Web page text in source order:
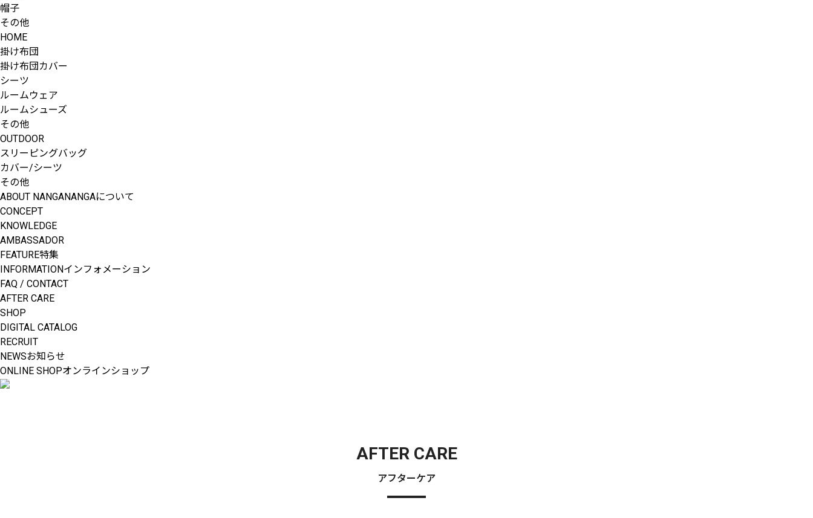
帽子
その他
HOME
掛け布団
掛け布団カバー
シーツ
ルームウェア
ルームシューズ
その他
OUTDOOR
スリーピングバッグ
カバー/シーツ
その他
ABOUT NANGANANGAについて
CONCEPT
KNOWLEDGE
AMBASSADOR
FEATURE特集
INFORMATIONインフォメーション
FAQ / CONTACT
AFTER CARE
SHOP
DIGITAL CATALOG
RECRUIT
NEWSお知らせ
ONLINE SHOPオンラインショップ
AFTER CARE
アフターケア